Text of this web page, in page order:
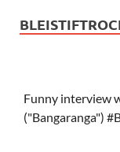
Funny interview
("Bangaranga")